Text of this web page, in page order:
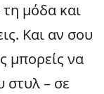
τη μόδα και
Και αν σου
μπορείς να
στυλ – σε